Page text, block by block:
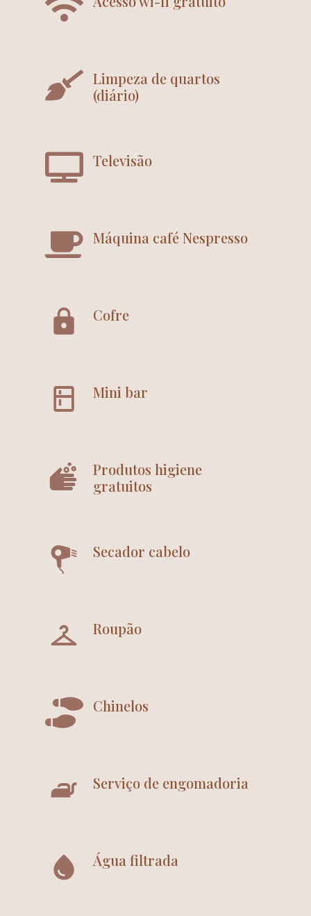
Limpeza de quartos
(diário)
Televisão
Máquina café Nespresso
Cofre
Mini bar
Produtos higiene
gratuitos
Secador cabelo
Roupão
Chinelos
Serviço de engomadoria
Água filtrada